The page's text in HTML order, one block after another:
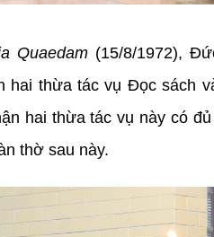
Quaedam(15/8/1972),
hai thừa tác vụ Đọc sách
hai thừa tác vụ này có
thờ sau này.